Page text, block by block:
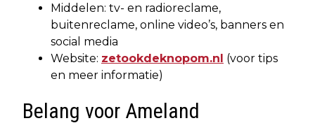
Middelen: tv- en radioreclame,
buitenreclame, online video’s, banners en
social media
Website: zetookdeknopom.nl (voor tips
en meer informatie)
Belang voor Ameland